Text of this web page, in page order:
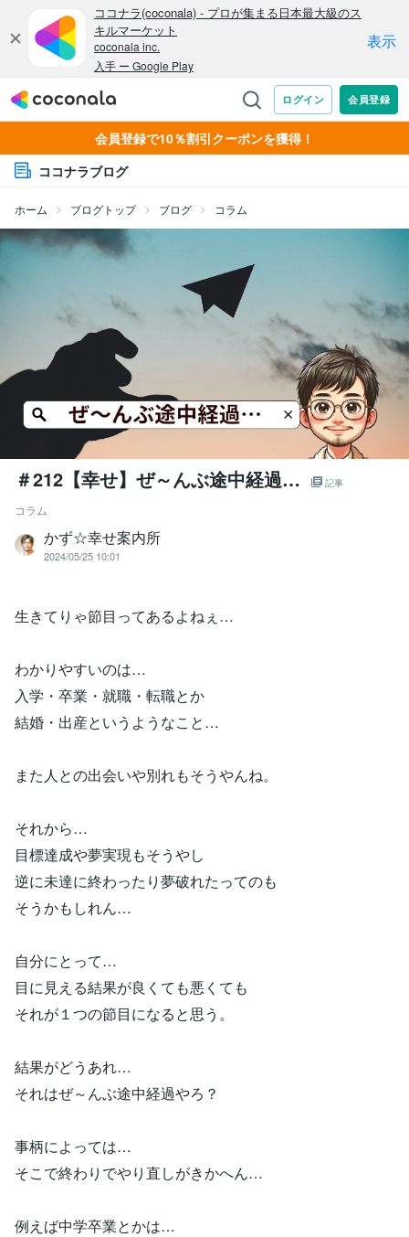
会員登録で10％割引クーポンを獲得！
ココナラブログ
ホーム ブログトップ ブログ コラム
＃212【幸せ】ぜ～んぶ途中経過… 記事
コラム
かず☆幸せ案内所
2024/05/25 10:01
生きてりゃ節目ってあるよねぇ…
わかりやすいのは…
入学・卒業・就職・転職とか
結婚・出産というようなこと…
また人との出会いや別れもそうやんね。
それから…
目標達成や夢実現もそうやし
逆に未達に終わったり夢破れたってのも
そうかもしれん…
自分にとって…
目に見える結果が良くても悪くても
それが１つの節目になると思う。
結果がどうあれ…
それはぜ～んぶ途中経過やろ？
事柄によっては…
そこで終わりでやり直しがきかへん…
例えば中学卒業とかは…